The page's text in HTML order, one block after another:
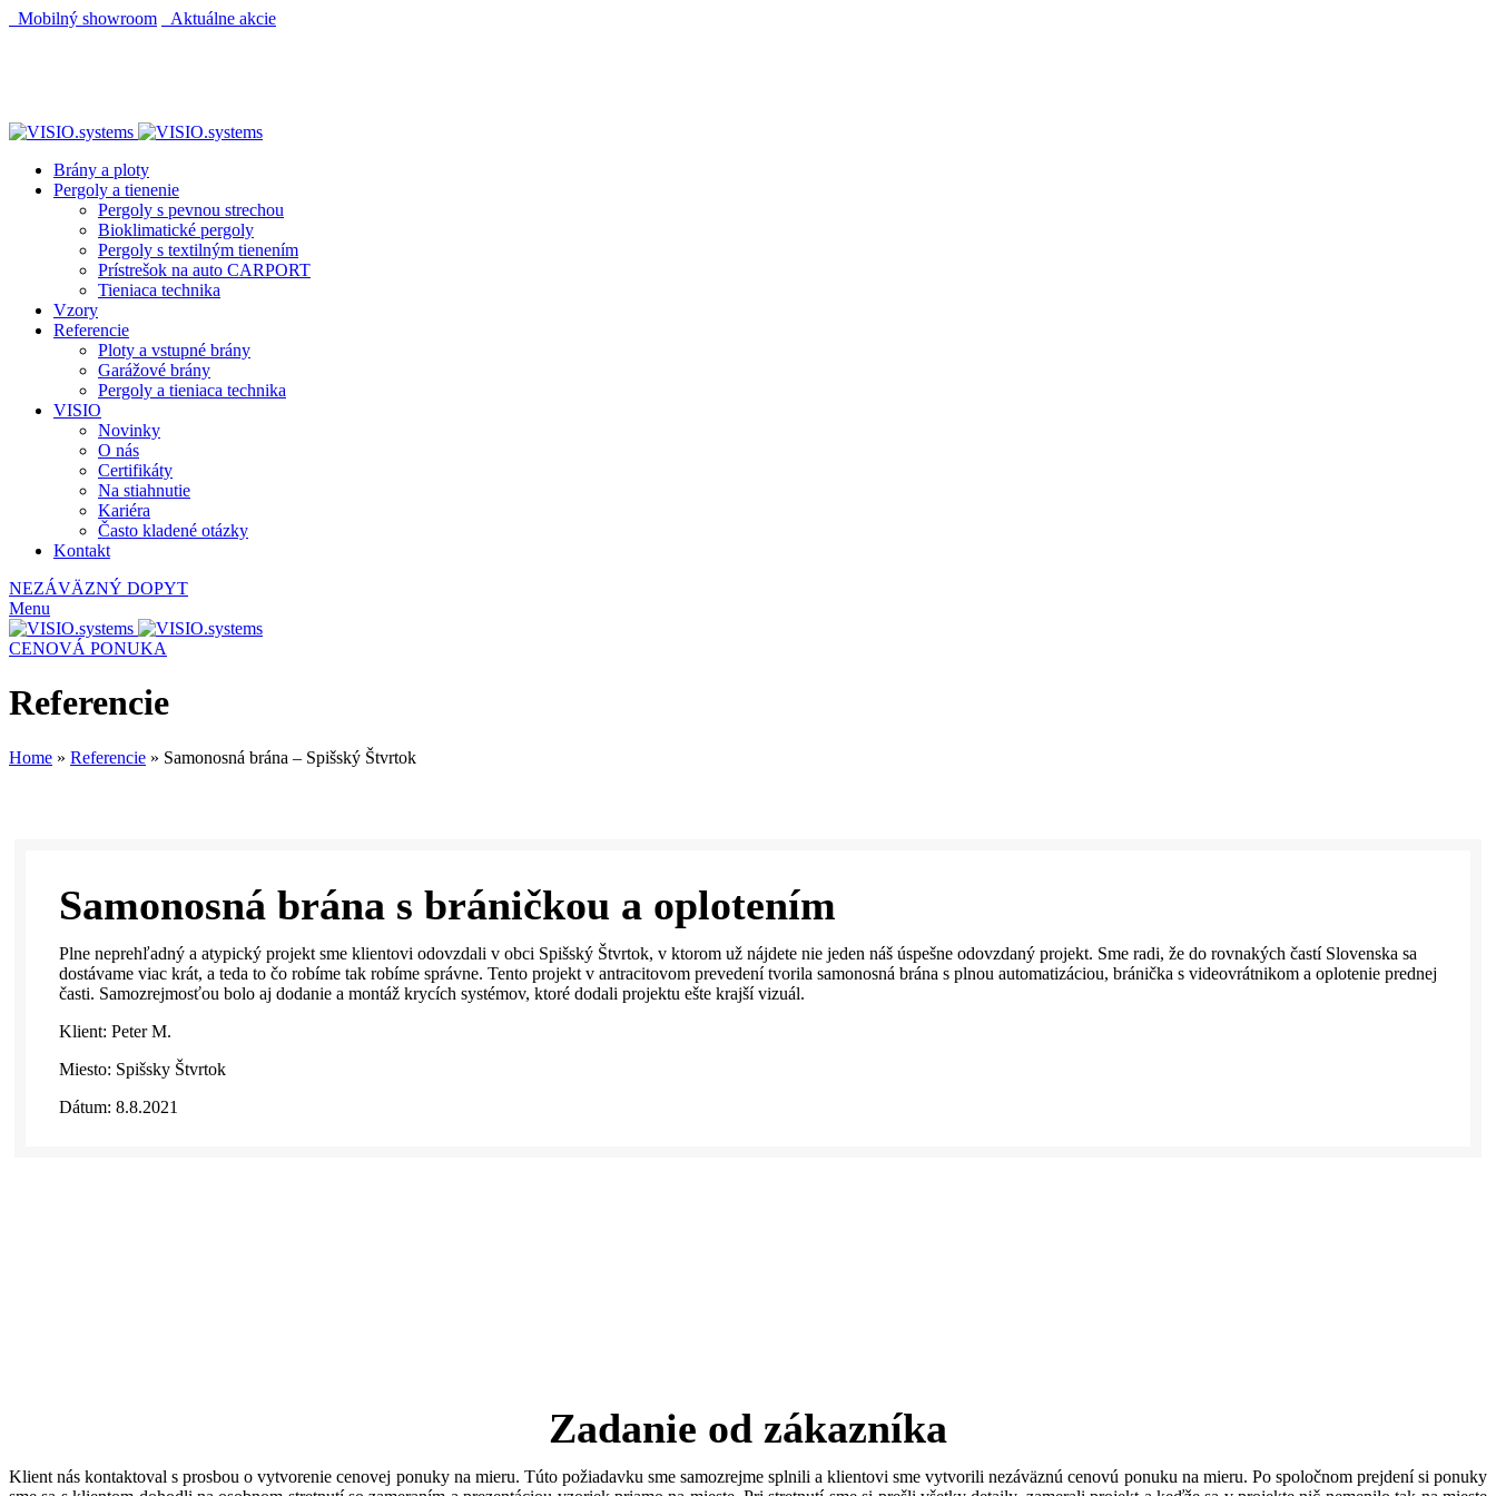
Mobilný showroom
Aktuálne akcie
Brány a ploty
Pergoly a tienenie
Pergoly s pevnou strechou
Bioklimatické pergoly
Pergoly s textilným tienením
Prístrešok na auto CARPORT
Tieniaca technika
Vzory
Referencie
Ploty a vstupné brány
Garážové brány
Pergoly a tieniaca technika
VISIO
Novinky
O nás
Certifikáty
Na stiahnutie
Kariéra
Často kladené otázky
Kontakt
NEZÁVÄZNÝ DOPYT
Menu
CENOVÁ PONUKA
Referencie
Home » Referencie » Samonosná brána – Spišský Štvrtok
Samonosná brána s bráničkou a oplotením
Plne neprehľadný a atypický projekt sme klientovi odovzdali v obci Spišský Štvrtok, v ktorom už nájdete nie jeden náš úspešne odovzdaný projekt. Sme radi, že do rovnakých častí Slovenska sa
dostávame viac krát, a teda to čo robíme tak robíme správne. Tento projekt v antracitovom prevedení tvorila samonosná brána s plnou automatizáciou, bránička s videovrátnikom a oplotenie prednej
časti. Samozrejmosťou bolo aj dodanie a montáž krycích systémov, ktoré dodali projektu ešte krajší vizuál.
Klient: Peter M.
Miesto: Spišsky Štvrtok
Dátum: 8.8.2021
Zadanie od zákazníka
Klient nás kontaktoval s prosbou o vytvorenie cenovej ponuky na mieru. Túto požiadavku sme samozrejme splnili a klientovi sme vytvorili nezáväznú cenovú ponuku na mieru. Po spoločnom prejdení si ponuky